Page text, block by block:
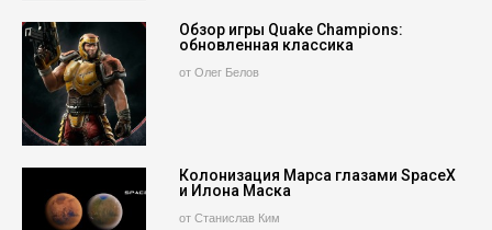
Обзор игры Quake Champions:
обновленная классика
от Олег Белов
Колонизация Марса глазами SpaceX
и Илона Маска
от Станислав Ким